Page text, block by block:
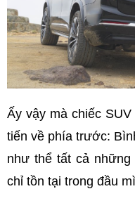
Ấy vậy mà chiếc
tiến về phía trước:
như thể tất cả
chỉ tồn tại trong đầu